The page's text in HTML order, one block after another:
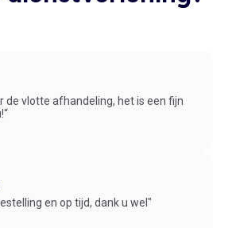
de vlotte afhandeling, het is een fijn
en op tijd, dank u wel"